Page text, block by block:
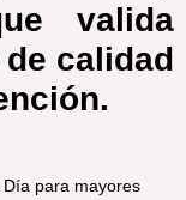
valida
calidad
para mayores